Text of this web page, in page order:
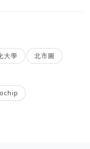
大學 北市圖